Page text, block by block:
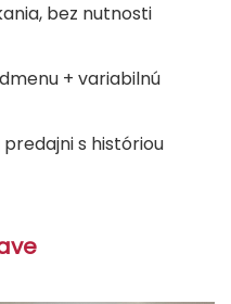
bez nutnosti
+ variabilnú
s históriou